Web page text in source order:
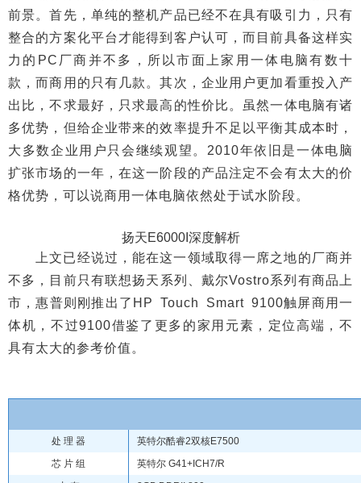
前景。首先，单纯的整机产品已经不在具有吸引力，只有
整合的方案化平台才能得到客户认可，而目前具备这样实
力的PC厂商并不多，所以市面上家用一体电脑有数十
款，而商用的只有几款。其次，企业用户更加看重投入产
出比，不求最好，只求最高的性价比。虽然一体电脑有诸
多优势，但给企业带来的效率提升不足以平衡其成本时，
大多数企业用户只会继续观望。2010年依旧是一体电脑
扩张市场的一年，在这一阶段的产品注定不会有太大的价
格优势，可以说商用一体电脑依然处于试水阶段。
扬天E6000I深度解析
上文已经说过，能在这一领域取得一席之地的厂商并
不多，目前只有联想扬天系列、戴尔Vostro系列有商品上
市，惠普则刚推出了HP Touch Smart 9100触屏商用一
体机，不过9100借鉴了更多的家用元素，定位高端，不
具有太大的参考价值。
处 理 器
英特尔酷睿2双核E7500
芯 片 组
英特尔 G41+ICH7/R